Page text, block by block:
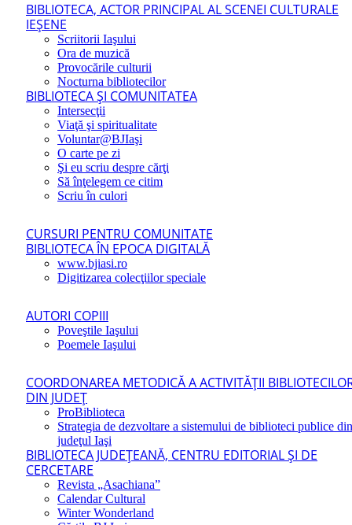
BIBLIOTECA, ACTOR PRINCIPAL AL SCENEI CULTURALE
IEŞENE
Scriitorii Iaşului
Ora de muzică
Provocările culturii
Nocturna bibliotecilor
BIBLIOTECA ŞI COMUNITATEA
Intersecţii
Viaţă şi spiritualitate
Voluntar@BJIaşi
O carte pe zi
Şi eu scriu despre cărţi
Să înţelegem ce citim
Scriu în culori
CURSURI PENTRU COMUNITATE
BIBLIOTECA ÎN EPOCA DIGITALĂ
www.bjiasi.ro
Digitizarea colecţiilor speciale
AUTORI COPIII
Poveştile Iaşului
Poemele Iaşului
COORDONAREA METODICĂ A ACTIVITĂŢII
DIN JUDEŢ
ProBiblioteca
Strategia de dezvoltare a sistemului de biblioteci publice din
judeţul Iaşi
BIBLIOTECA JUDEŢEANĂ, CENTRU EDITORIAL ŞI DE
CERCETARE
Revista „Asachiana”
Calendar Cultural
Winter Wonderland